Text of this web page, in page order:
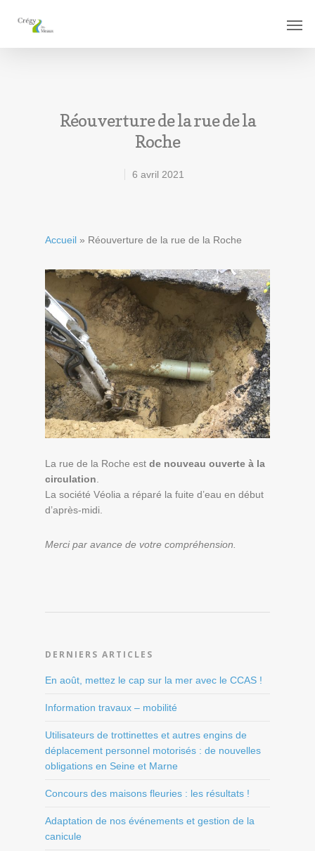
Réouverture de la rue de la
Roche
6 avril 2021
Accueil » Réouverture de la rue de la Roche
La rue de la Roche est de nouveau ouverte à la
circulation
La société Véolia a réparé la fuite d’eau en début
d’après-midi.
Merci par avance de votre compréhension.
DERNIERS ARTICLES
En août, mettez le cap sur la mer avec le CCAS !
Information travaux – mobilité
Utilisateurs de trottinettes et autres engins de
déplacement personnel motorisés : de nouvelles
obligations en Seine et Marne
Concours des maisons fleuries : les résultats !
Adaptation de nos événements et gestion de la
canicule